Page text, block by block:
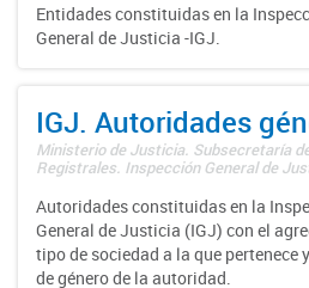
Entidades constituidas en la
General de Justicia -IGJ.
IGJ. Autoridades
Ministerio de Justicia. Subsecretaría
Registrales. Inspección General de
Autoridades constituidas en la
General de Justicia (IGJ) con el
tipo de sociedad a la que pertenece
de género de la autoridad.